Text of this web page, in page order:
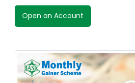
Open an Account